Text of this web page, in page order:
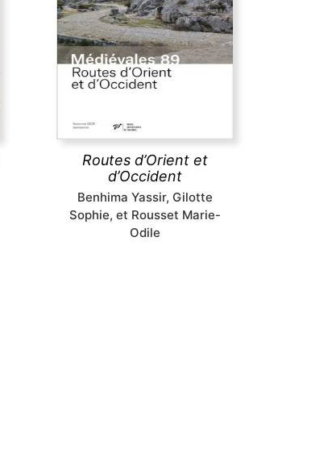
Routes d’Orient et
d’Occident
Benhima Yassir, Gilotte
Sophie, et Rousset Marie-
Odile
Pèlerins, marchands et autres
voyageurs sillonnent les routes
médiévales, y compris dans des
espaces inhospitaliers, ignorant
sans doute que les
empruntaient ont fait l’objet
d’aménagements complexes.
découvrir